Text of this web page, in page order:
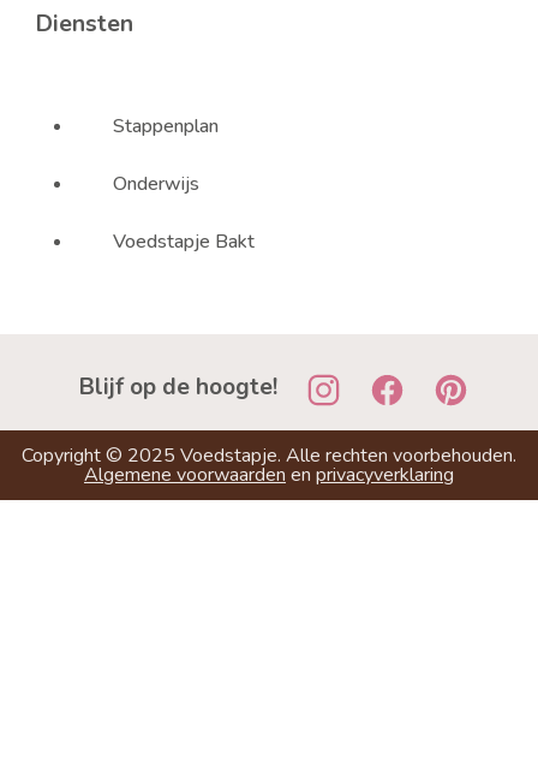
Diensten
Stappenplan
Onderwijs
Voedstapje Bakt
Blijf op de hoogte!
Copyright © 2025 Voedstapje. Alle rechten voorbehouden.
Algemene voorwaarden en privacyverklaring